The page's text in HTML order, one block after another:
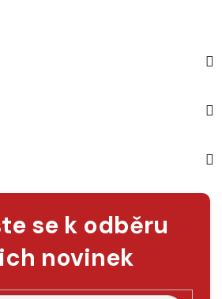
se k odběru
novinek